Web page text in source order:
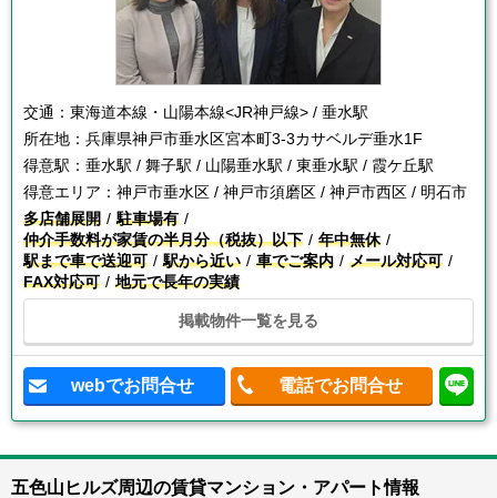
交通： 東海道本線・山陽本線<JR神戸線> / 垂水駅
所在地： 兵庫県神戸市垂水区宮本町3-3カサベルデ垂水1F
得意駅： 垂水駅 / 舞子駅 / 山陽垂水駅 / 東垂水駅 / 霞ケ丘駅
得意エリア： 神戸市垂水区 / 神戸市須磨区 / 神戸市西区 / 明石市
多店舗展開
駐車場有
仲介手数料が家賃の半月分（税抜）以下
年中無休
駅まで車で送迎可
駅から近い 車でご案内
メール対応可
FAX対応可
地元で長年の実績
掲載物件一覧を見る
webでお問合せ 電話でお問合せ
五色山ヒルズ周辺の賃貸マンション・アパート情報